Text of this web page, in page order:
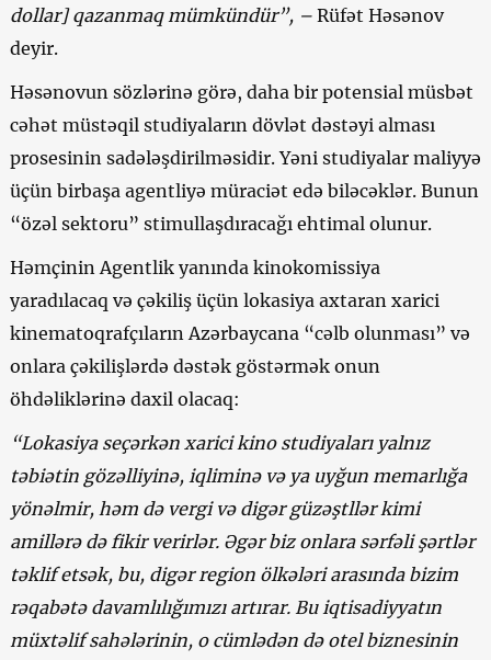
dollar] qazanmaq mümkündür”, – Rüfət Həsənov
deyir.
Həsənovun sözlərinə görə, daha bir potensial müsbət
cəhət müstəqil studiyaların dövlət dəstəyi alması
prosesinin sadələşdirilməsidir. Yəni studiyalar maliyyə
üçün birbaşa agentliyə müraciət edə biləcəklər. Bunun
“özəl sektoru” stimullaşdıracağı ehtimal olunur.
Həmçinin Agentlik yanında kinokomissiya
yaradılacaq və çəkiliş üçün lokasiya axtaran xarici
kinematoqrafçıların Azərbaycana “cəlb olunması” və
onlara çəkilişlərdə dəstək göstərmək onun
öhdəliklərinə daxil olacaq:
“Lokasiya seçərkən xarici kino studiyaları yalnız
təbiətin gözəlliyinə, iqliminə və ya uyğun memarlığa
yönəlmir, həm də vergi və digər güzəştllər kimi
amillərə də fikir verirlər. Əgər biz onlara sərfəli şərtlər
təklif etsək, bu, digər region ölkələri arasında bizim
rəqabətə davamlılığımızı artırar. Bu iqtisadiyyatın
müxtəlif sahələrinin, o cümlədən də otel biznesinin